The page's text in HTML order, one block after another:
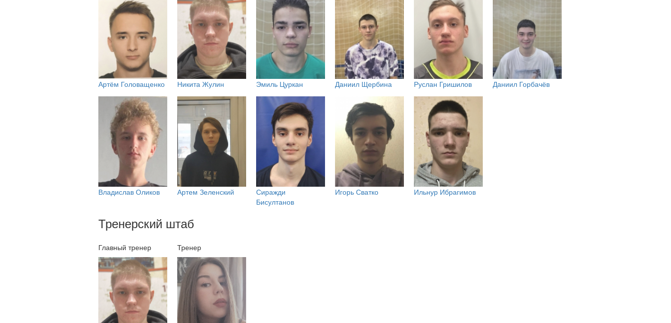
Артём Головащенко Никита Жулин Эмиль Цуркан Даниил Щербина Руслан Гришилов Даниил Горбачёв
Владислав Оликов Артем Зеленский
Сиражди
Бисултанов
Игорь Сватко Ильнур Ибрагимов
Тренерский штаб
Главный тренер Тренер